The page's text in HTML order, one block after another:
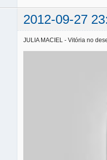
2012-09-27
JULIA MACIEL - Vitória no